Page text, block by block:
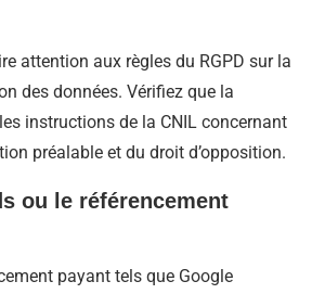
attention aux règles du RGPD sur la
des données. Vérifiez que la
instructions de la CNIL concernant
préalable et du droit d’opposition.
ou le référencement
payant tels que Google